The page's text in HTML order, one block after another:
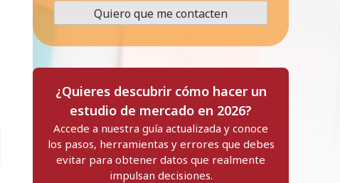
¿Quieres descubrir cómo hacer un
estudio de mercado en 2026?
Accede a nuestra guía actualizada y conoce
los pasos, herramientas y errores que debes
evitar para obtener datos que realmente
impulsan decisiones.